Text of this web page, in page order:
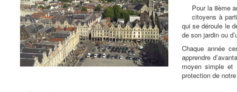
Pour la 8ème
citoyens à
qui se déroule le
de son jardin ou
Chaque année
apprendre
moyen simple et
protection de